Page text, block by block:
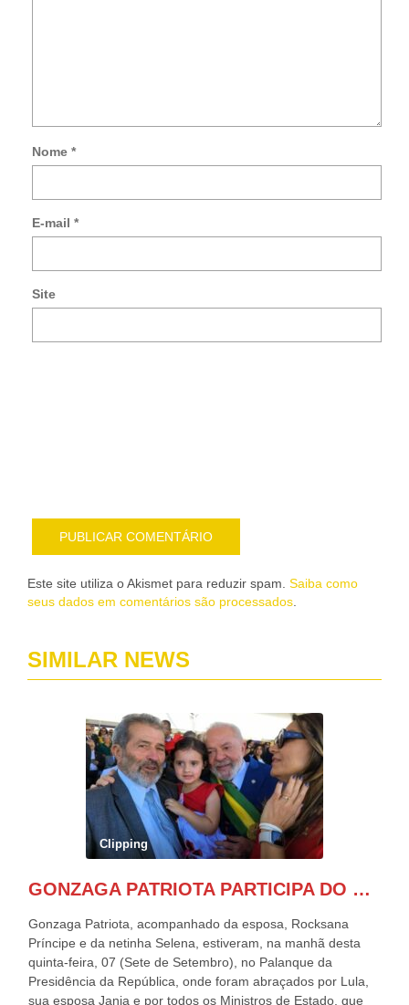
Nome *
E-mail *
Site
Este site utiliza o Akismet para reduzir spam. Saiba como
seus dados em comentários são processados
SIMILAR NEWS
Clipping
GONZAGA PATRIOTA PARTICIPA DO DESFILE DA INDEPENDÊNCIA NO PALANQUE DA PRESIDÊNCIA DA REPÚBLICA E É ABRAÇADO POR LULA E POR GERALDO ALCKMIN.
Gonzaga Patriota, acompanhado da esposa, Rocksana
Príncipe e da netinha Selena, estiveram, na manhã desta
quinta-feira, 07 (Sete de Setembro), no Palanque da
Presidência da República, onde foram abraçados por Lula,
sua esposa Janja e por todos os Ministros de Estado, que